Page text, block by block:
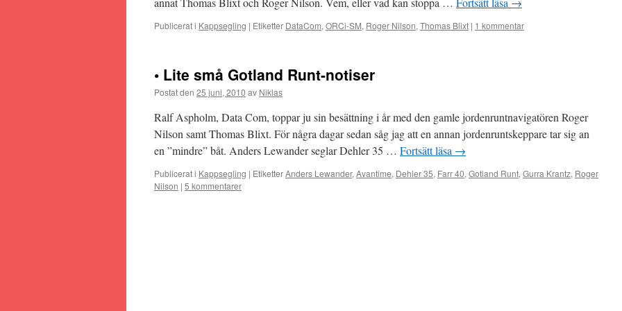
Publicerat i Kappsegling | Etiketter DataCom, ORCi-SM, Roger Nilson, Thomas Blixt | 1 kommentar
• Lite små Gotland Runt-notiser
Postat den 25 juni, 2010 av Niklas
Ralf Aspholm, Data Com, toppar ju sin besättning i år med den gamle jordenruntnavigatören Roger
Nilson samt Thomas Blixt. För några dagar sedan såg jag att en annan jordenruntskeppare tar sig an
en ”mindre” båt. Anders Lewander seglar Dehler 35 … Fortsätt läsa →
Publicerat i Kappsegling | EtiketterAnders Lewander, Avantime, Dehler 35, Farr 40, Gotland Runt, Gurra Krantz, Roger
Nilson | 5 kommentarer